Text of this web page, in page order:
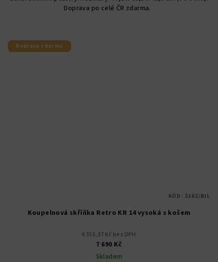
Doprava po celé ČR zdarma.
Doprava zdarma
Koupelnová skříňka Retro KR 14 vysoká s košem
6 355,37 Kč bez DPH
7 690 Kč
Skladem
KÓD: 5162/BIL